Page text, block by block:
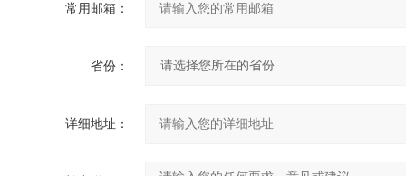
常用邮箱：
省份：
详细地址：